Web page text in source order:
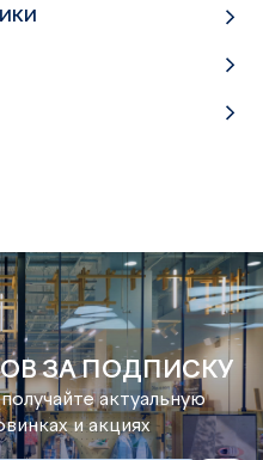
ЗА ПОДПИСКУ
актуальную
и акциях